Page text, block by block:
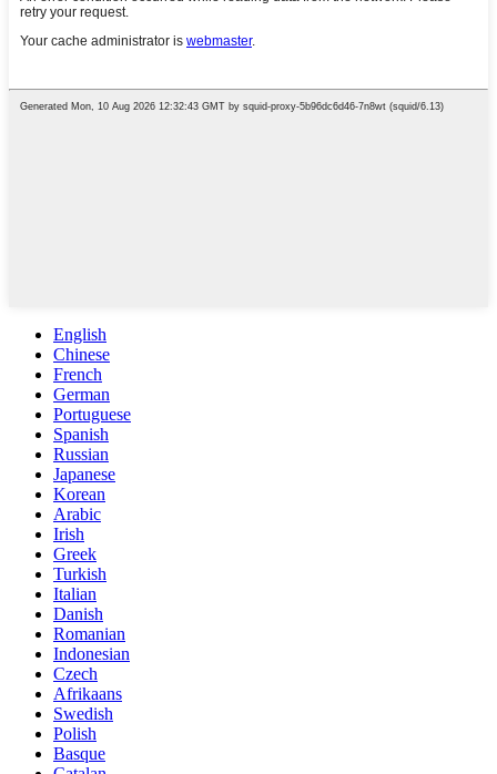
English
Chinese
French
German
Portuguese
Spanish
Russian
Japanese
Korean
Arabic
Irish
Greek
Turkish
Italian
Danish
Romanian
Indonesian
Czech
Afrikaans
Swedish
Polish
Basque